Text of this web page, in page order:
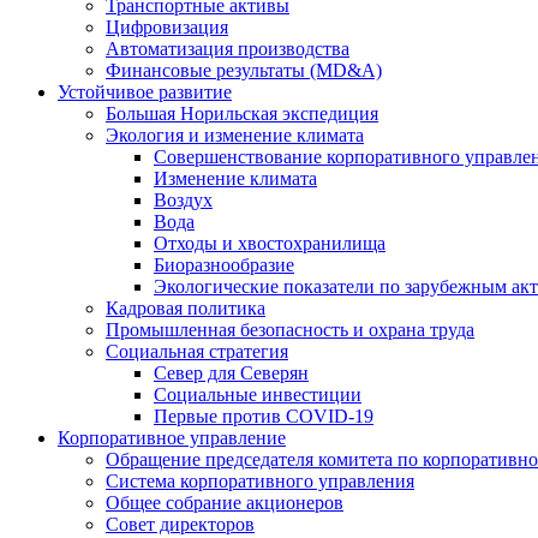
Транспортные активы
Цифровизация
Автоматизация производства
Финансовые результаты (MD&A)
Устойчивое развитие
Большая Норильская экспедиция
Экология и изменение климата
Совершенствование корпоративного
Изменение климата
Воздух
Вода
Отходы и хвостохранилища
Биоразнообразие
Экологические показатели по зарубежным
Кадровая политика
Промышленная безопасность и охрана труда
Социальная стратегия
Север для Северян
Социальные инвестиции
Первые против COVID‑19
Корпоративное управление
Обращение председателя комитета по
Система корпоративного управления
Общее собрание акционеров
Совет директоров